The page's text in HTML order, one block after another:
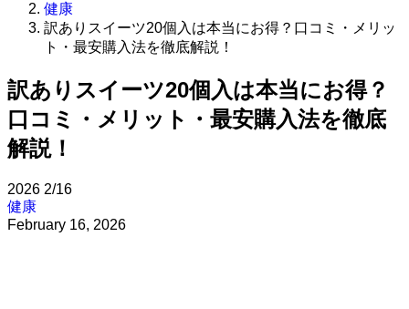
健康
訳ありスイーツ20個入は本当にお得？口コミ・メリッ
ト・最安購入法を徹底解説！
訳ありスイーツ20個入は本当にお得？
口コミ・メリット・最安購入法を徹底
解説！
2026 2/16
健康
February 16, 2026